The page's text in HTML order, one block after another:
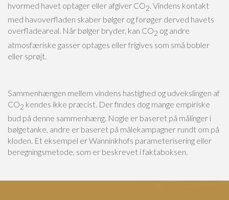
hvormed havet optager eller afgiver CO2. Vindens kontakt
med havoverfladen skaber bølger og forøger derved havets
overfladeareal. Når bølger bryder, kan CO2 og andre
atmosfæriske gasser optages eller frigives som små bobler
eller sprøjt.
Sammenhængen mellem vindens hastighed og udvekslingen af
CO2 kendes ikke præcist. Der findes dog mange empiriske
bud på denne sammenhæng. Nogle er baseret på målinger i
bølgetanke, andre er baseret på målekampagner rundt om på
kloden. Et eksempel er Wanninkhofs parameterisering eller
beregningsmetode, som er beskrevet i faktaboksen.